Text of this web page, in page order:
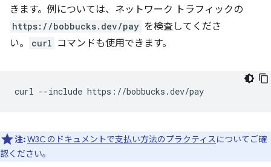
きます。例については、ネットワーク トラフィックの
https://bobbucks.dev/pay を検査してくださ
い。
curl コマンドも使用できます。
curl --include
注:W3C のドキュメントで支払い方法のプラクティスについてご確
認ください。